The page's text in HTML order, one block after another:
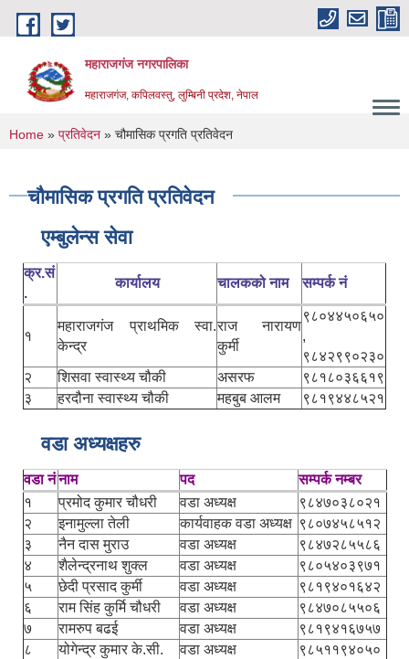
Skip to main content
महाराजगंज नगरपालिका
महाराजगंज, कपिलवस्तु, लुम्बिनी प्रदेश, नेपाल
You are here
Home » प्रतिवेदन » चौमासिक प्रगति प्रतिवेदन
चौमासिक प्रगति प्रतिवेदन
एम्बुलेन्स सेवा
क्र.सं
.
कार्यालय चालकको नाम सम्पर्क नं
१
महाराजगंज प्राथमिक स्वा.
केन्द्र
राज नारायण
कुर्मी
९८०४४५०६५०
,
९८४२९९०२३०
२
शिसवा स्वास्थ्य चौकी असरफ
९८१८०३६६१९
३
हरदौना स्वास्थ्य चौकी महबुब आलम ९८१९४४८५२१
वडा अध्यक्षहरु
वडा नंनाम पद
सम्पर्क नम्बर
१
प्रमोद कुमार चौधरी वडा अध्यक्ष
९८४७०३८०२१
२
इनामुल्ला तेली कार्यवाहक वडा अध्यक्ष ९८०७४५८५१२
३
नैन दास मुराउ वडा अध्यक्ष
९८४७२८५५८६
४
शैलेन्द्रनाथ शुक्ल वडा अध्यक्ष
९८०५४०३९७१
५
छेदी प्रसाद कुर्मी वडा अध्यक्ष
९८१९४०१६४२
६
राम सिंह कुर्मि चौधरी वडा अध्यक्ष
९८४७०८५५०६
७
रामरुप बढई वडा अध्यक्ष
९८१९४१६७५७
८
योगेन्द्र कुमार के.सी. वडा अध्यक्ष
९८५११९४०५०